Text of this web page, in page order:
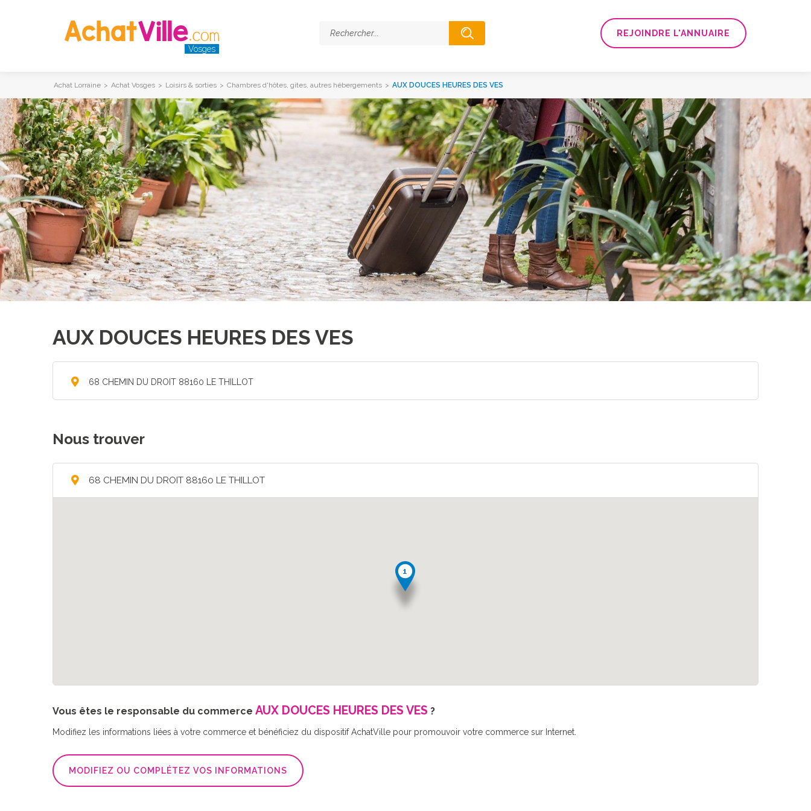
Vosges
REJOINDRE L'ANNUAIRE
Achat Lorraine > Achat Vosges > Loisirs & sorties > Chambres d'hôtes, gites, autres hébergements > AUX DOUCES HEURES DES VES
AUX DOUCES HEURES DES VES
68 CHEMIN DU DROIT 88160 LE THILLOT
Nous trouver
68 CHEMIN DU DROIT 88160 LE THILLOT
Vous êtes le responsable du commerce AUX DOUCES HEURES DES VES ?
Modifiez les informations liées à votre commerce et bénéficiez du dispositif AchatVille pour promouvoir votre commerce sur Internet.
MODIFIEZ OU COMPLÉTEZ VOS INFORMATIONS